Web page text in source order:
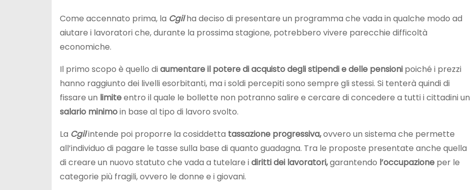
Come accennato prima, la Cgilha deciso di presentare un programma che vada in qualche modo ad
aiutare i lavoratori che, durante la prossima stagione, potrebbero vivere parecchie difficoltà
economiche.
Il primo scopo è quello diaumentare il potere di acquisto degli stipendi e delle pensioni poiché i prezzi
hanno raggiunto dei livelli esorbitanti, ma i soldi percepiti sono sempre gli stessi. Si tenterà quindi di
fissare un limiteentro il quale le bollette non potranno salire e cercare di concedere a tutti i cittadini un
salario minimoin base al tipo di lavoro svolto.
La Cgilintende poi proporre la cosiddetta tassazione progressiva,ovvero un sistema che permette
all’individuo di pagare le tasse sulla base di quanto guadagna. Tra le proposte presentate anche quella
di creare un nuovo statuto che vada a tutelare idiritti dei lavoratori,garantendo l’occupazione per le
categorie più fragili, ovvero le donne e i giovani.